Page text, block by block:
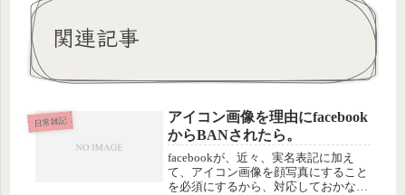
関連記事
日常雑記
アイコン画像を理由にfacebook
からBANされたら。
facebookが、近々、実名表記に加え
て、アイコン画像を顔写真にすること
を必須にするから、対応しておかない